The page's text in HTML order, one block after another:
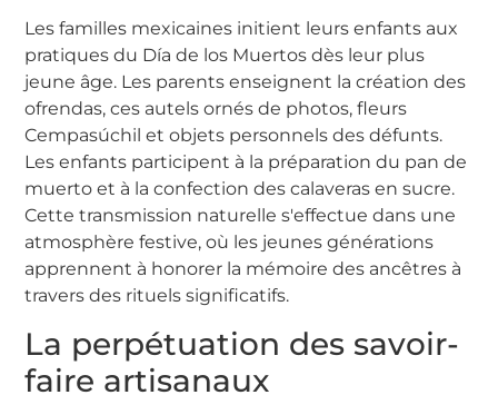
Les familles mexicaines initient leurs enfants aux
pratiques du Día de los Muertos dès leur plus
jeune âge. Les parents enseignent la création des
ofrendas, ces autels ornés de photos, fleurs
Cempasúchil et objets personnels des défunts.
Les enfants participent à la préparation du pan de
muerto et à la confection des calaveras en sucre.
Cette transmission naturelle s'effectue dans une
atmosphère festive, où les jeunes générations
apprennent à honorer la mémoire des ancêtres à
travers des rituels significatifs.
La perpétuation des savoir-
faire artisanaux